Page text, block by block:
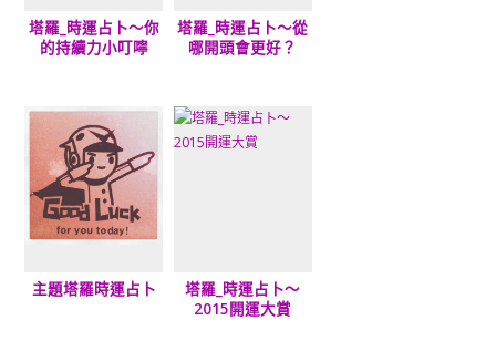
塔羅_時運占卜～你
的持續力小叮嚀
塔羅_時運占卜～從
哪開頭會更好？
主題塔羅時運占卜
塔羅_時運占卜～
2015開運大賞